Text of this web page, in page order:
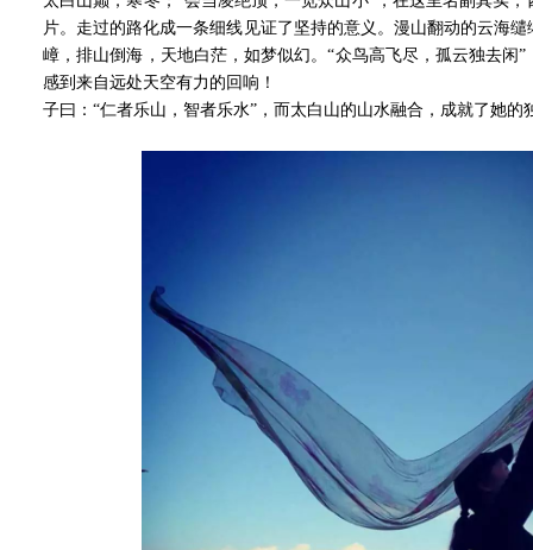
片。走过的路化成一条细线见证了坚持的意义。漫山翻动的云海
嶂，排山倒海，天地白茫，如梦似幻。“众鸟高飞尽，孤云独去闲
感到来自远处天空有力的回响！
子曰：“仁者乐山，智者乐水”，而太白山的山水融合，成就了她的